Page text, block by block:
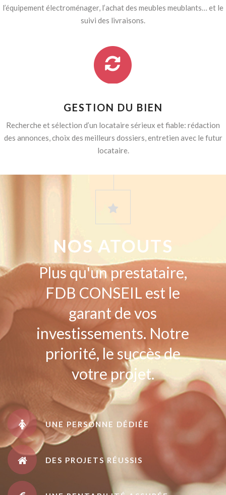
l’équipement électroménager, l’achat des meubles meublants… et le
suivi des livraisons.
GESTION DU BIEN
Recherche et sélection d’un locataire sérieux et fiable: rédaction
des annonces, choix des meilleurs dossiers, entretien avec le futur
locataire.
NOS ATOUTS
Plus qu'un prestataire,
FDB CONSEIL est le
garant de vos
investissements. Notre
priorité, le succès de
votre projet.
UNE PERSONNE DÉDIÉE
DES PROJETS RÉUSSIS